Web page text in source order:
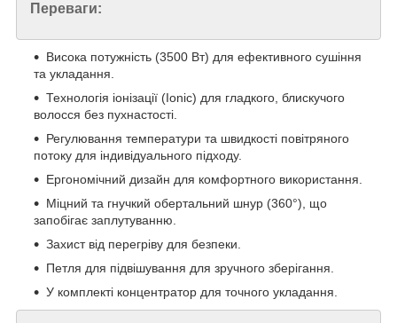
Переваги:
Висока потужність (3500 Вт) для ефективного сушіння
та укладання.
Технологія іонізації (Ionic) для гладкого, блискучого
волосся без пухнастості.
Регулювання температури та швидкості повітряного
потоку для індивідуального підходу.
Ергономічний дизайн для комфортного використання.
Міцний та гнучкий обертальний шнур (360°), що
запобігає заплутуванню.
Захист від перегріву для безпеки.
Петля для підвішування для зручного зберігання.
У комплекті концентратор для точного укладання.